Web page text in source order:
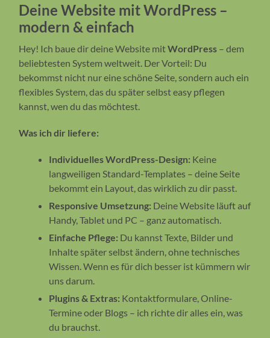
Deine Website mit WordPress –
modern & einfach
Hey! Ich baue dir deine Website mitWordPress – dem
beliebtesten System weltweit. Der Vorteil: Du
bekommst nicht nur eine schöne Seite, sondern auch ein
flexibles System, das du später selbst easy pflegen
kannst, wen du das möchtest.
Was ich dir liefere:
Individuelles WordPress-Design: Keine
langweiligen Standard-Templates – deine Seite
bekommt ein Layout, das wirklich zu dir passt.
Responsive Umsetzung: Deine Website läuft auf
Handy, Tablet und PC – ganz automatisch.
Einfache Pflege: Du kannst Texte, Bilder und
Inhalte später selbst ändern, ohne technisches
Wissen. Wenn es für dich besser ist kümmern wir
uns darum.
Plugins & Extras: Kontaktformulare, Online-
Termine oder Blogs – ich richte dir alles ein, was
du brauchst.